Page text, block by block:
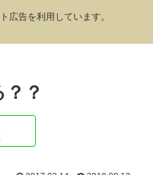
広告を利用しています。
？